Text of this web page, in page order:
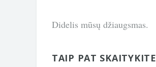
Didelis mūsų džiaugsmas.
TAIP PAT SKAITYKITE